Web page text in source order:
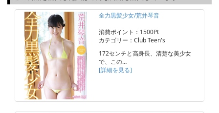
全力黒髪少女/荒井琴音
消費ポイント：1500Pt
カテゴリー：Club Teen's
172センチと高身長、清楚な美少女
で、この…
[詳細を見る]